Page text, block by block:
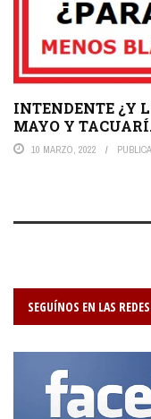
INTENDENTE ¿Y
MAYO Y
10 MARZO, 2022
SEGUÍNOS EN LAS